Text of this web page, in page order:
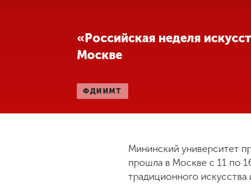
Студенческая
Сведения об
«Российская неделя
Москве
ФДИИМТ
Мининский университет
прошла в Москве с 11 по
традиционного